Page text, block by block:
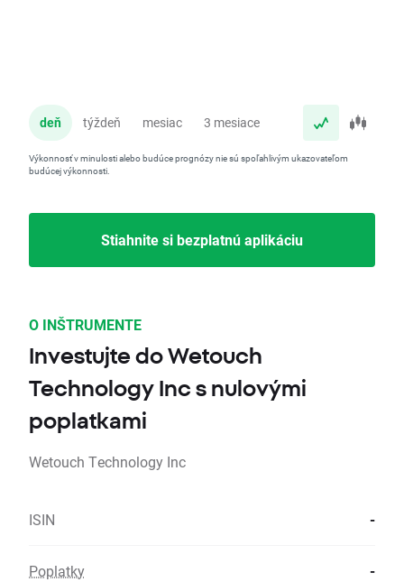
deň týždeň mesiac 3 mesiace
Výkonnosť v minulosti alebo budúce prognózy nie sú spoľahlivým ukazovateľom
budúcej výkonnosti.
Stiahnite si bezplatnú aplikáciu
O INŠTRUMENTE
Investujte do Wetouch
Technology Inc s nulovými
poplatkami
Wetouch Technology Inc
ISIN -
Poplatky -